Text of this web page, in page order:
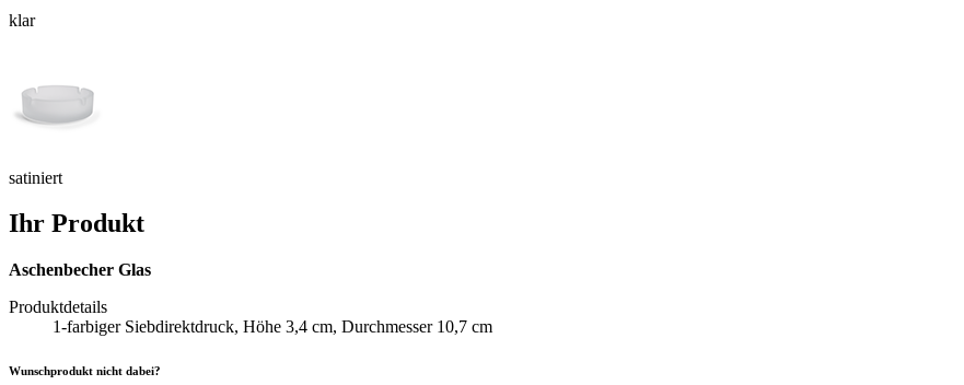
klar
satiniert
Ihr Produkt
Aschenbecher Glas
Produktdetails
1-farbiger Siebdirektdruck, Höhe 3,4 cm, Durchmesser 10,7 cm
Wunschprodukt nicht dabei?